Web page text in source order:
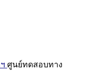
ศูนย์ทดสอบทาง